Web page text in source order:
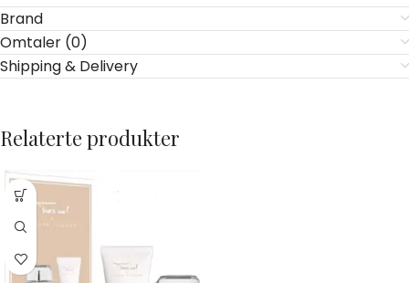
Brand
Omtaler (0)
Shipping & Delivery
Relaterte produkter